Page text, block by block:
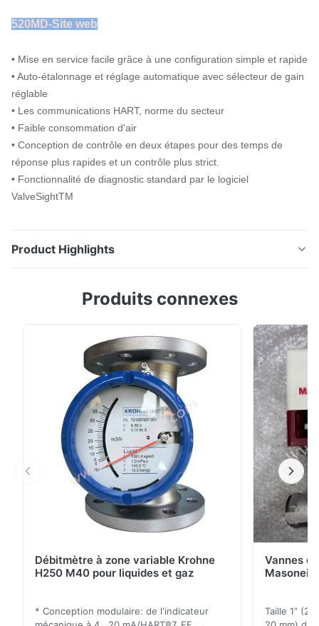
520MD-Site web
• Mise en service facile grâce à une configuration simple et rapide
• Auto-étalonnage et réglage automatique avec sélecteur de gain
réglable
• Les communications HART, norme du secteur
• Faible consommation d'air
• Conception de contrôle en deux étapes pour des temps de
réponse plus rapides et un contrôle plus strict.
• Fonctionnalité de diagnostic standard par le logiciel
ValveSightTM
Product Highlights
configuration simple et rapide• Auto-étalonnage et
Les communications HART, norme du secteur• Faible
consommation d'air• Conception de contrôle en deux
étapes pour des temps de réponse plus ...
Produits connexes
Débitmètre à zone variable Krohne
H250 M40 pour liquides et gaz
* Conception modulaire: de l'indicateur
Vannes
Taille 1”